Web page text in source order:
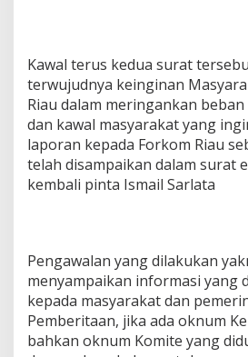
Kawal terus kedua surat
terwujudnya keinginan
Riau dalam meringankan
dan kawal masyarakat yang
laporan kepada Forkom Riau
telah disampaikan dalam surat
kembali pinta Ismail Sarlata
Pengawalan yang dilakukan
menyampaikan informasi yang
kepada masyarakat dan
Pemberitaan, jika ada oknum
bahkan oknum Komite yang